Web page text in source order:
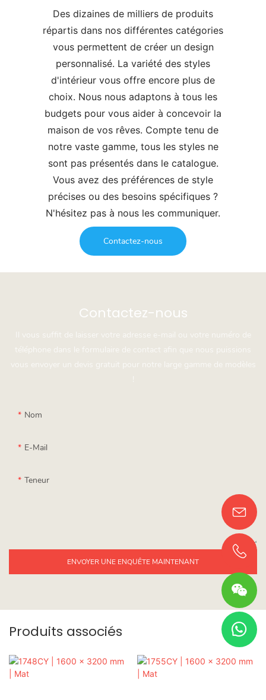
Des dizaines de milliers de produits
répartis dans nos différentes catégories
vous permettent de créer un design
personnalisé. La variété des styles
d'intérieur vous offre encore plus de
choix. Nous nous adaptons à tous les
budgets pour vous aider à concevoir la
maison de vos rêves. Compte tenu de
notre vaste gamme, tous les styles ne
sont pas présentés dans le catalogue.
Vous avez des préférences de style
précises ou des besoins spécifiques ?
N'hésitez pas à nous les communiquer.
Contactez-nous
Contactez-nous
Il vous suffit de laisser votre adresse e-mail ou votre numéro de
téléphone dans le formulaire de contact afin que nous puissions
vous envoyer un devis gratuit pour notre large gamme de modèles
!
Nom
E-Mail
Teneur
ENVOYER UNE ENQUÊTE MAINTENANT
Produits associés